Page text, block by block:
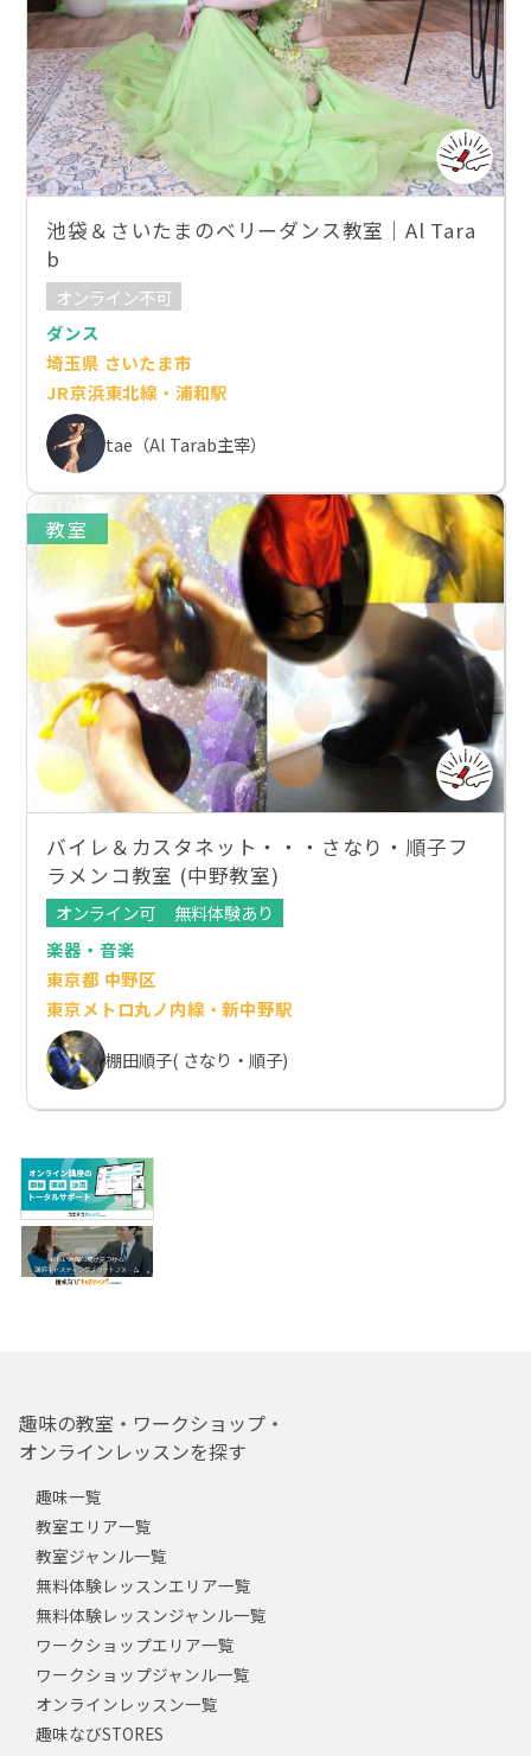
池袋＆さいたまのベリーダンス教室｜Al Tara
b
オンライン不可
ダンス
埼玉県 さいたま市
JR京浜東北線・浦和駅
tae（Al Tarab主宰）
教室
バイレ＆カスタネット・・・さなり・順子フ
ラメンコ教室 (中野教室)
オンライン可
無料体験あり
楽器・音楽
東京都 中野区
東京メトロ丸ノ内線・新中野駅
棚田順子( さなり・順子)
趣味の教室・ワークショップ・
オンラインレッスンを探す
趣味一覧
教室エリア一覧
教室ジャンル一覧
無料体験レッスンエリア一覧
無料体験レッスンジャンル一覧
ワークショップエリア一覧
ワークショップジャンル一覧
オンラインレッスン一覧
趣味なびSTORES